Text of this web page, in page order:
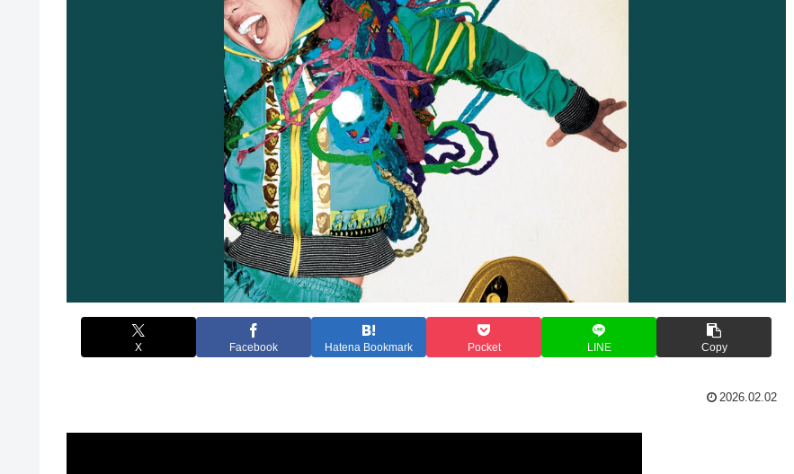
X Facebook Hatena Bookmark Pocket LINE Copy
2026.02.02